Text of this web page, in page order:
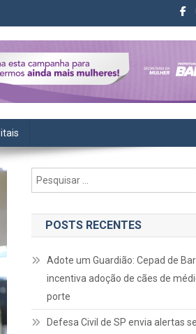
POSTS RECENTES
Adote um Guardião: Cepad de
incentiva adoção de cães de
porte
Defesa Civil de SP envia alertas